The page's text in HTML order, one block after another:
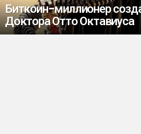
Биткоин-миллионер
Доктора Отто Октавиуса